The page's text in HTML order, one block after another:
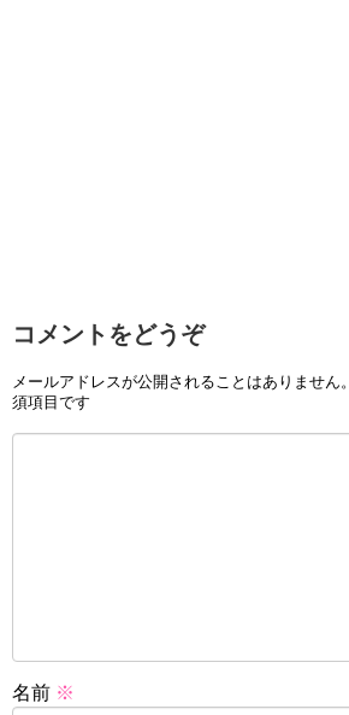
コメントをどうぞ
メールアドレスが公開されることはありません。
須項目です
名前 ※